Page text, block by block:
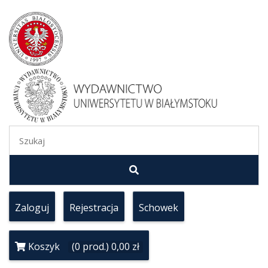
Zaloguj Rejestracja Schowek
Koszyk (0 prod.) 0,00 zł